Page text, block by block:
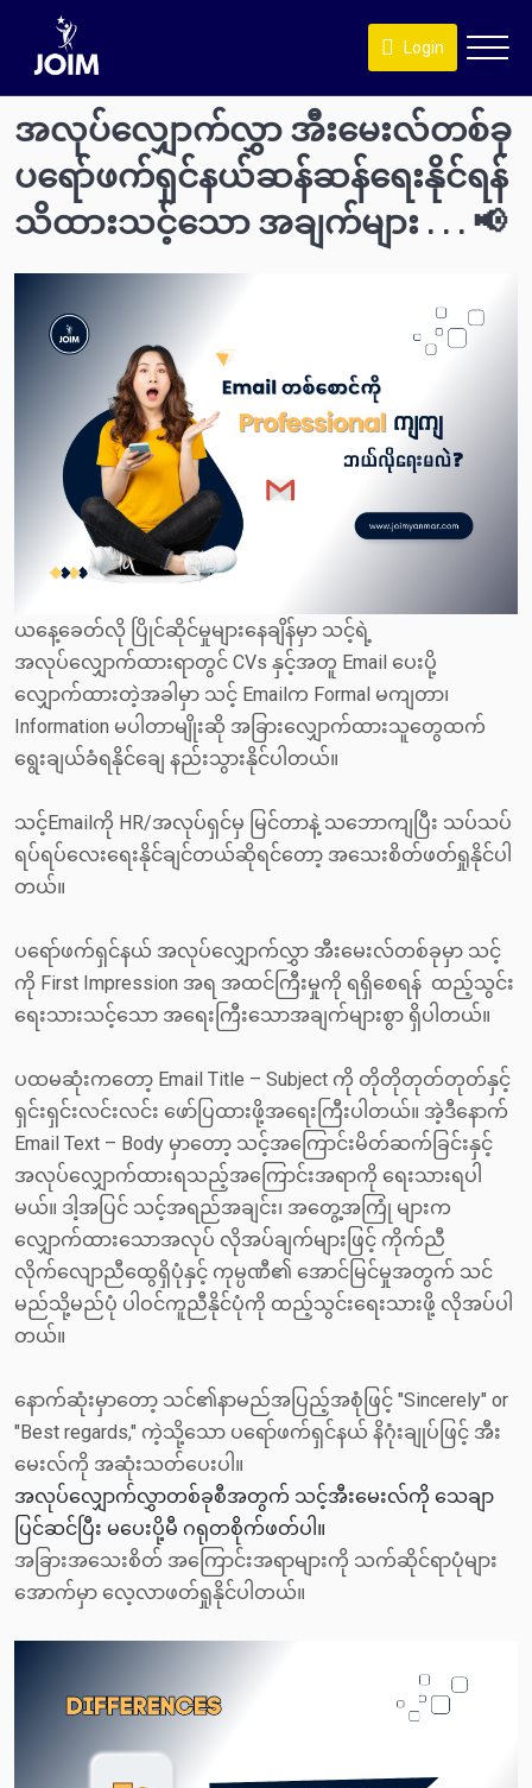
Login
အလုပ်လျှောက်လွှာ အီးမေးလ်တစ်ခု
ပရော်ဖက်ရှင်နယ်ဆန်ဆန်ရေးနိုင်ရန်
သိထားသင့်သော အချက်များ . . . 📢
ယနေ့ခေတ်လို ပြိုင်ဆိုင်မှုများ‌နေချိန်မှာ သင့်ရဲ့
အလုပ်‌လျှောက်ထားရာတွင် CVs နှင့်အတူ Email ပေးပို့
လျှောက်ထားတဲ့အခါမှာ သင့် Emailက Formal မကျတာ၊
Information မပါတာမျိုးဆို အခြားလျှောက်ထားသူတွေထက်
ရွေးချယ်ခံရနိုင်ချေ နည်းသွားနိုင်ပါတယ်။
သင့်Emailကို HR/အလုပ်ရှင်မှ မြင်တာနဲ့ သဘောကျပြီး သပ်သပ်
ရပ်ရပ်လေးရေးနိုင်ချင်တယ်ဆိုရင်တော့ အသေးစိတ်ဖတ်ရှုနိုင်ပါ
တယ်။
ပရော်ဖက်ရှင်နယ် အလုပ်လျှောက်လွှာ အီးမေးလ်တစ်ခုမှာ သင့်
ကို First Impression အရ အထင်ကြီးမှုကို ရရှိစေရန် ထည့်သွင်း
ရေးသားသင့်သော အရေးကြီးသောအချက်များစွာ ရှိပါတယ်။
ပထမဆုံးကတော့ Email Title – Subject ကို တိုတိုတုတ်တုတ်နှင့်
ရှင်းရှင်းလင်းလင်း ဖော်ပြထားဖို့အရေးကြီးပါတယ်။ အဲ့ဒီနောက်
Email Text – Body မှာတော့ သင့်အကြောင်းမိတ်ဆက်ခြင်းနှင့်
အလုပ်လျှောက်ထားရသည့်အကြောင်းအရာကို ရေးသားရပါ
မယ်။ ဒါ့အပြင် သင့်အရည်အချင်း၊ အတွေ့အကြုံ များက
လျှောက်ထားသောအလုပ် လိုအပ်ချက်များဖြင့် ကိုက်ညီ
လိုက်လျောညီထွေရှိပုံနှင့် ကုမ္ပဏီ၏ အောင်မြင်မှုအတွက် သင်
မည်သို့မည်ပုံ ပါဝင်ကူညီနိုင်ပုံကို ထည့်သွင်းရေးသားဖို့ လိုအပ်ပါ
တယ်။
နောက်ဆုံးမှာတော့ သင်၏နာမည်အပြည့်အစုံဖြင့် "Sincerely" or
"Best regards," ကဲ့သို့သော ပရော်ဖက်ရှင်နယ် နိဂုံးချုပ်ဖြင့် အီး
မေးလ်ကို အဆုံးသတ်ပေးပါ။
အလုပ်လျှောက်လွှာတစ်ခုစီအတွက် သင့်အီးမေးလ်ကို သေချာ
ပြင်ဆင်ပြီး မပေးပို့မီ ဂရုတစိုက်ဖတ်ပါ။
အခြားအသေးစိတ် အကြောင်းအရာများကို သက်ဆိုင်ရာပုံများ
အောက်မှာ လေ့လာဖတ်ရှုနိုင်ပါတယ်။